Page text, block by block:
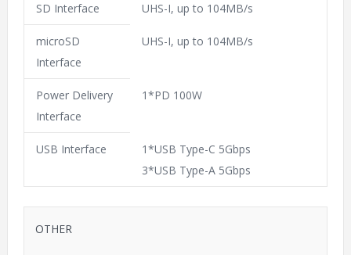
SD Interface UHS-I, up to 104MB/s
microSD
Interface
UHS-I, up to 104MB/s
Power Delivery
Interface
1*PD 100W
USB Interface
1*USB Type-C 5Gbps
3*USB Type-A 5Gbps
OTHER